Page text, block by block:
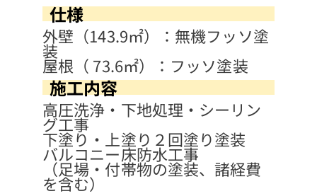
仕様
外壁（143.9㎡）：無機フッソ塗
装
屋根（ 73.6㎡）：フッソ塗装
施工内容
高圧洗浄・下地処理・シーリン
グ工事
下塗り・上塗り２回塗り塗装
バルコニー床防水工事
（足場・付帯物の塗装、諸経費
を含む）